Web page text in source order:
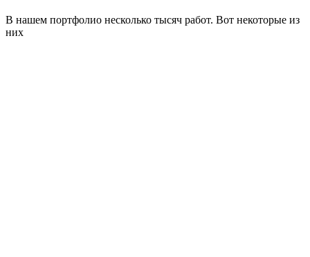
В нашем портфолио несколько тысяч работ. Вот некоторые из
них